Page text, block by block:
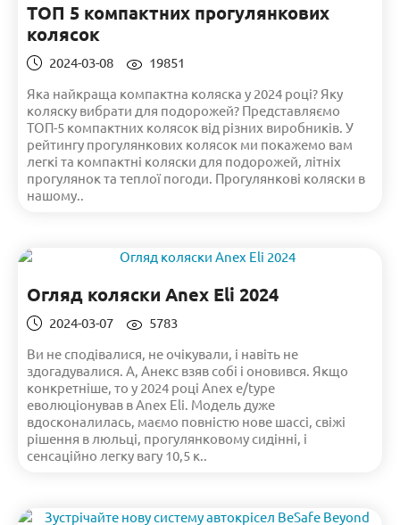
ТОП 5 компактних прогулянкових
колясок
2024-03-08
19851
Яка найкраща компактна коляска у 2024 році? Яку
коляску вибрати для подорожей? Представляємо
ТОП-5 компактних колясок від різних виробників. У
рейтингу прогулянкових колясок ми покажемо вам
легкі та компактні коляски для подорожей, літніх
прогулянок та теплої погоди. Прогулянкові коляски в
нашому..
Огляд коляски Anex Eli 2024
2024-03-07
5783
Ви не сподівалися, не очікували, і навіть не
здогадувалися. А, Анекс взяв собі і оновився. Якщо
конкретніше, то у 2024 році Anex e/type
еволюціонував в Anex Eli. Модель дуже
вдосконалилась, маємо повністю нове шассі, свіжі
рішення в люльці, прогулянковому сидінні, і
сенсаційно легку вагу 10,5 к..